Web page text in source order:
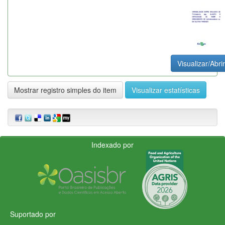
Visualizar/Abrir
Mostrar registro simples do item Visualizar estatísticas
Indexado por
Suportado por